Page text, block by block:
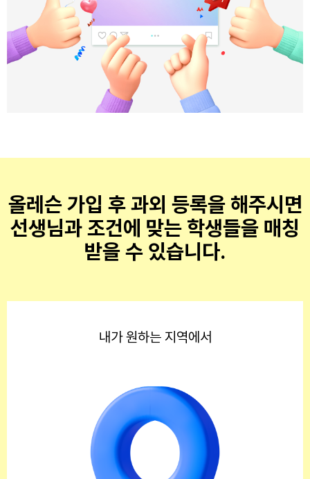
올레슨 가입 후 과외 등록을 해주시면
선생님과 조건에 맞는 학생들을 매칭
받을 수 있습니다.
내가 원하는 지역에서